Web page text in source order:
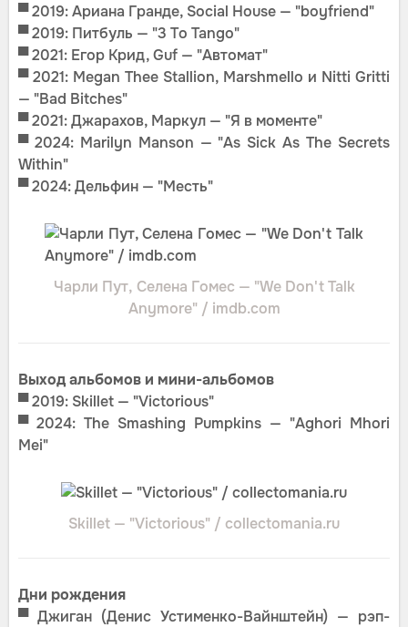
▀2019: Ариана Гранде, Social House — "boyfriend"
▀2019: Питбуль — "3 To Tango"
▀ 2021: Егор Крид, Guf — "Автомат"
▀2021: Megan Thee Stallion, Marshmello и Nitti Gritti
— "Bad Bitches"
▀ 2021: Джарахов, Маркул — "Я в моменте"
▀ 2024: Marilyn Manson — "As Sick As The Secrets
Within"
▀ 2024: Дельфин — "Месть"
Чарли Пут, Селена Гомес — "We Don't Talk
Anymore" / imdb.com
Выход альбомов и мини-альбомов
▀ 2019: Skillet — "Victorious"
▀ 2024: The Smashing Pumpkins — "Aghori Mhori
Mei"
Skillet — "Victorious" / collectomania.ru
Дни рождения
▀Джиган (Денис Устименко-Вайнштейн) — рэп-